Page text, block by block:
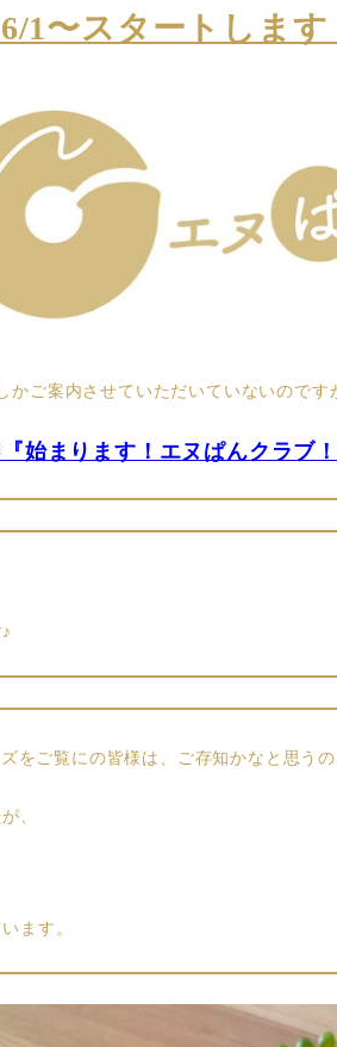
1〜スタートします
かご案内させていただいていないので
『始まります！エヌぱんクラブ
をご覧にの皆様は、ご存知かなと思う
、
ます。